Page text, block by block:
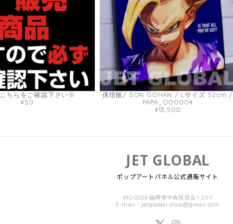
ちらをご確認下さい※
¥50
孫悟飯/ SON GOHAN / Lサイズ 52cm /
PAPA_DO0004
¥13,500
JET GLOBAL
ポップアートパネル公式通販サイト
810-0034 福岡市中央区笹丘1-20-1
E-mail： jetglobal.shop@gmail.com